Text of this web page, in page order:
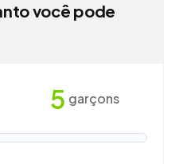
você pode
5 garçons